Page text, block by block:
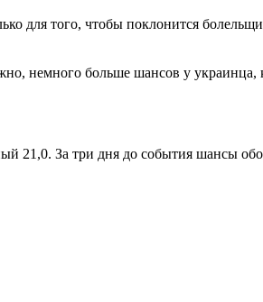
для того, чтобы поклонится
немного больше шансов у украинца,
21,0. За три дня до события шансы